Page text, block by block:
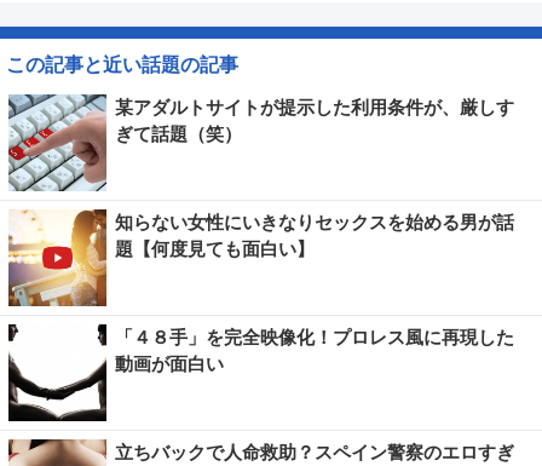
この記事と近い話題の記事
某アダルトサイトが提示した利用条件が、厳しす
ぎて話題（笑）
知らない女性にいきなりセックスを始める男が話
題【何度見ても面白い】
「４８手」を完全映像化！プロレス風に再現した
動画が面白い
立ちバックで人命救助？スペイン警察のエロすぎ